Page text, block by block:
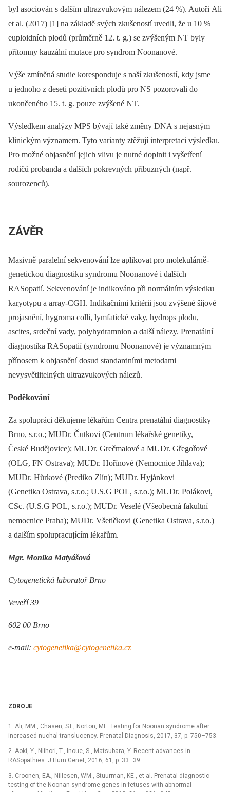
byl asociován s dalším ultrazvukovým nálezem (24 %). Autoři Ali
et al. (2017) [1] na základě svých zkušeností uvedli, že u 10 %
euploidních plodů (průměrně 12. t. g.) se zvýšeným NT byly
přítomny kauzální mutace pro syndrom Noonanové.
Výše zmíněná studie koresponduje s naší zkušeností, kdy jsme
u jednoho z deseti pozitivních plodů pro NS pozorovali do
ukončeného 15. t. g. pouze zvýšené NT.
Výsledkem analýzy MPS bývají také změny DNA s nejasným
klinickým významem. Tyto varianty ztěžují interpretaci výsledku.
Pro možné objasnění jejich vlivu je nutné doplnit i vyšetření
rodičů probanda a dalších pokrevných příbuzných (např.
sourozenců).
ZÁVĚR
Masivně paralelní sekvenování lze aplikovat pro molekulárně-
genetickou diagnostiku syndromu Noonanové i dalších
RASopatií. Sekvenování je indikováno při normálním výsledku
karyotypu a array-CGH. Indikačními kritérii jsou zvýšené šíjové
projasnění, hygroma colli, lymfatické vaky, hydrops plodu,
ascites, srdeční vady, polyhydramnion a další nálezy. Prenatální
diagnostika RASopatií (syndromu Noonanové) je významným
přínosem k objasnění dosud standardními metodami
nevysvětlitelných ultrazvukových nálezů.
Poděkování
Za spolupráci děkujeme lékařům Centra prenatální diagnostiky
Brno, s.r.o.; MUDr. Čutkovi (Centrum lékařské genetiky,
České Budějovice); MUDr. Grečmalové a MUDr. Gřegořové
(OLG, FN Ostrava); MUDr. Hořínové (Nemocnice Jihlava);
MUDr. Hůrkové (Prediko Zlín); MUDr. Hyjánkovi
(Genetika Ostrava, s.r.o.; U.S.G POL, s.r.o.); MUDr. Polákovi,
CSc. (U.S.G POL, s.r.o.); MUDr. Veselé (Všeobecná fakultní
nemocnice Praha); MUDr. Všetičkovi (Genetika Ostrava, s.r.o.)
a dalším spolupracujícím lékařům.
Mgr. Monika Matyášová
Cytogenetická laboratoř Brno
Veveří 39
602 00 Brno
e-mail: cytogenetika@cytogenetika.cz
ZDROJE
1. Ali, MM., Chasen, ST., Norton, ME. Testing for Noonan syndrome after
increased nuchal translucency. Prenatal Diagnosis, 2017, 37, p. 750–753.
2. Aoki, Y., Niihori, T., Inoue, S., Matsubara, Y. Recent advances in
RASopathies. J Hum Genet, 2016, 61, p. 33–39.
3. Croonen, EA., Nillesen, WM., Stuurman, KE., et al. Prenatal diagnostic
testing of the Noonan syndrome genes in fetuses with abnormal